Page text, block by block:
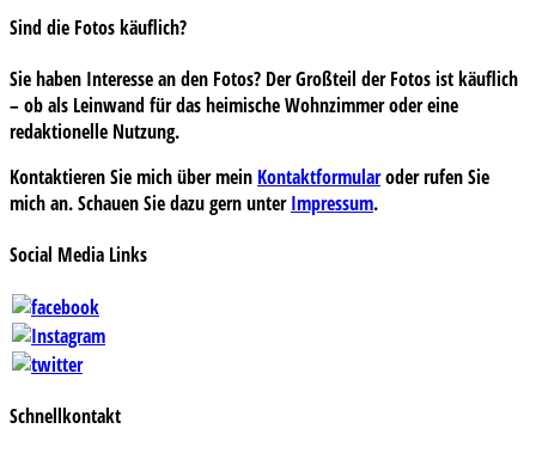
Sind die Fotos käuflich?
Sie haben Interesse an den Fotos? Der Großteil der Fotos ist käuflich
– ob als Leinwand für das heimische Wohnzimmer oder eine
redaktionelle Nutzung.
Kontaktieren Sie mich über mein Kontaktformularoder rufen Sie
mich an. Schauen Sie dazu gern unterImpressum.
Social Media Links
Schnellkontakt